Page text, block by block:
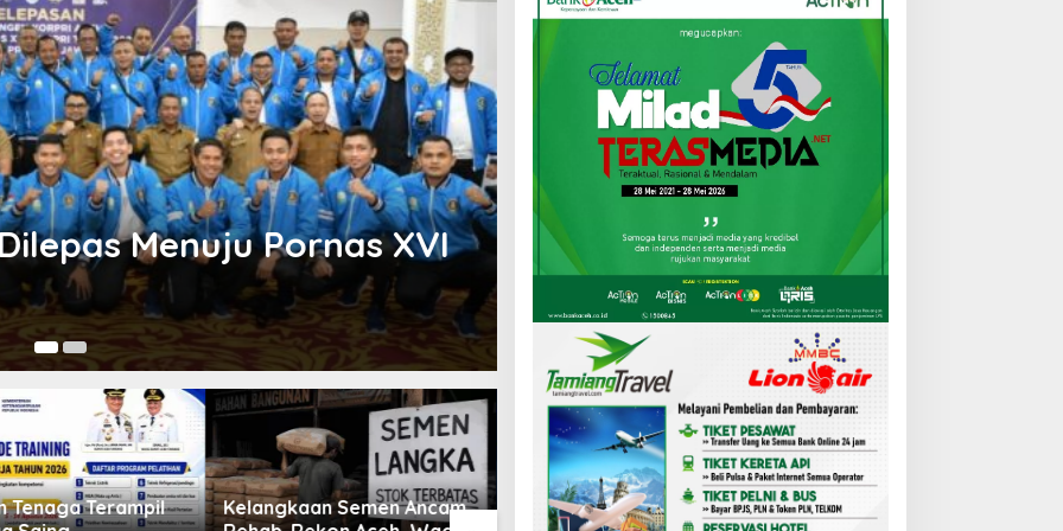
Menuju Pornas XVI
Aceh
Pemerintah Aceh Bentuk
Bantuan Hukum Korpri
16 Agustus 2021
Tenaga Terampil
Kelangkaan Semen Ancam
Gerhana Matahari Total 12
Disdikbud Aceh Timur Mulai